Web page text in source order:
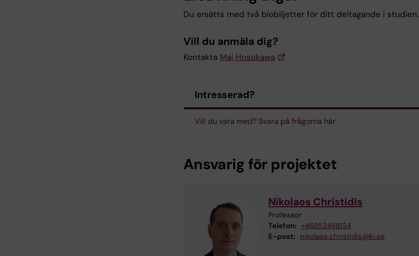
Du ersätts med två biobiljetter för ditt deltagande i studien.
Vill du anmäla dig?
Kontakta Mai Hosokawa
Intresserad?
Vill du vara med? Svara på frågorna här
Ansvarig för projektet
Nikolaos Christidis
Professor
Telefon: +46852488124
E-post: nikolaos.christidis@ki.se